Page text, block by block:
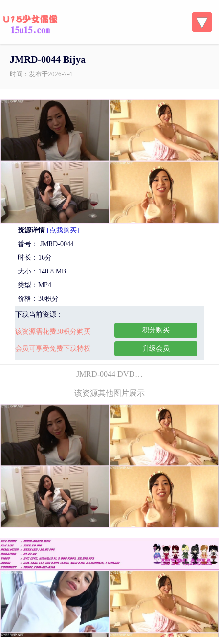
JMRD-0044 Bijya
时间：发布于2026-7-4
资源详情 [点我购买]
番号： JMRD-0044
时长：16分
大小：140.8 MB
类型：MP4
价格：30积分
下载当前资源：
该资源需花费30积分购买
会员可享受免费下载特权
积分购买
升级会员
JMRD-0044 DVD…
该资源其他图片展示